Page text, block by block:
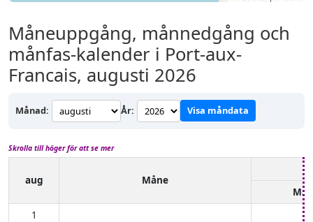
Måneuppgång, månnedgång och
månfas-kalender i Port-aux-
Francais, augusti 2026
Månad: År: Visa måndata
Skrolla till höger för att se mer
aug
Måne
1